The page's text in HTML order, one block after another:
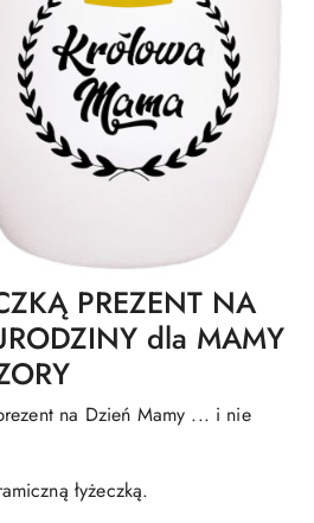
PREZENT NA
dla MAMY
na Dzień Mamy ... i nie
łyżeczką.